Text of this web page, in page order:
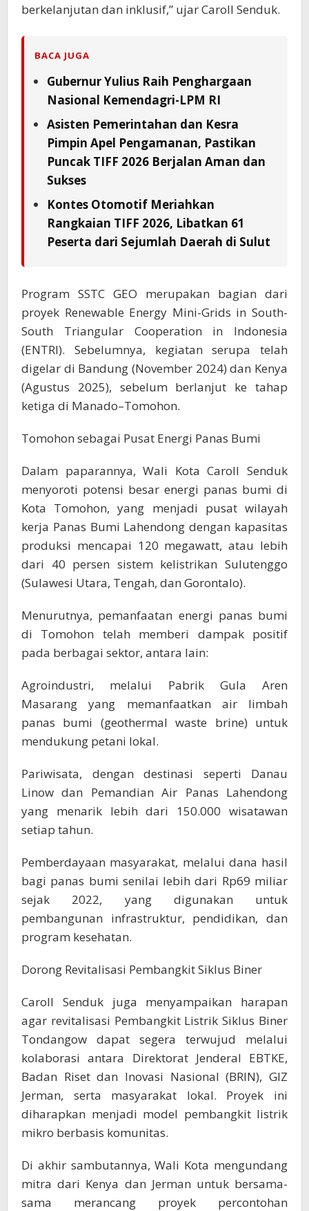
berkelanjutan dan inklusif,” ujar Caroll Senduk.
BACA JUGA
Gubernur Yulius Raih Penghargaan
Nasional Kemendagri-LPM RI
Asisten Pemerintahan dan Kesra
Pimpin Apel Pengamanan, Pastikan
Puncak TIFF 2026 Berjalan Aman dan
Sukses
Kontes Otomotif Meriahkan
Rangkaian TIFF 2026, Libatkan 61
Peserta dari Sejumlah Daerah di Sulut
Program SSTC GEO merupakan bagian dari
proyek Renewable Energy Mini-Grids in South-
South Triangular Cooperation in Indonesia
(ENTRI). Sebelumnya, kegiatan serupa telah
digelar di Bandung (November 2024) dan Kenya
(Agustus 2025), sebelum berlanjut ke tahap
ketiga di Manado–Tomohon.
Tomohon sebagai Pusat Energi Panas Bumi
Dalam paparannya, Wali Kota Caroll Senduk
menyoroti potensi besar energi panas bumi di
Kota Tomohon, yang menjadi pusat wilayah
kerja Panas Bumi Lahendong dengan kapasitas
produksi mencapai 120 megawatt, atau lebih
dari 40 persen sistem kelistrikan Sulutenggo
(Sulawesi Utara, Tengah, dan Gorontalo).
Menurutnya, pemanfaatan energi panas bumi
di Tomohon telah memberi dampak positif
pada berbagai sektor, antara lain:
Agroindustri, melalui Pabrik Gula Aren
Masarang yang memanfaatkan air limbah
panas bumi (geothermal waste brine) untuk
mendukung petani lokal.
Pariwisata, dengan destinasi seperti Danau
Linow dan Pemandian Air Panas Lahendong
yang menarik lebih dari 150.000 wisatawan
setiap tahun.
Pemberdayaan masyarakat, melalui dana hasil
bagi panas bumi senilai lebih dari Rp69 miliar
sejak 2022, yang digunakan untuk
pembangunan infrastruktur, pendidikan, dan
program kesehatan.
Dorong Revitalisasi Pembangkit Siklus Biner
Caroll Senduk juga menyampaikan harapan
agar revitalisasi Pembangkit Listrik Siklus Biner
Tondangow dapat segera terwujud melalui
kolaborasi antara Direktorat Jenderal EBTKE,
Badan Riset dan Inovasi Nasional (BRIN), GIZ
Jerman, serta masyarakat lokal. Proyek ini
diharapkan menjadi model pembangkit listrik
mikro berbasis komunitas.
Di akhir sambutannya, Wali Kota mengundang
mitra dari Kenya dan Jerman untuk bersama-
sama merancang proyek percontohan